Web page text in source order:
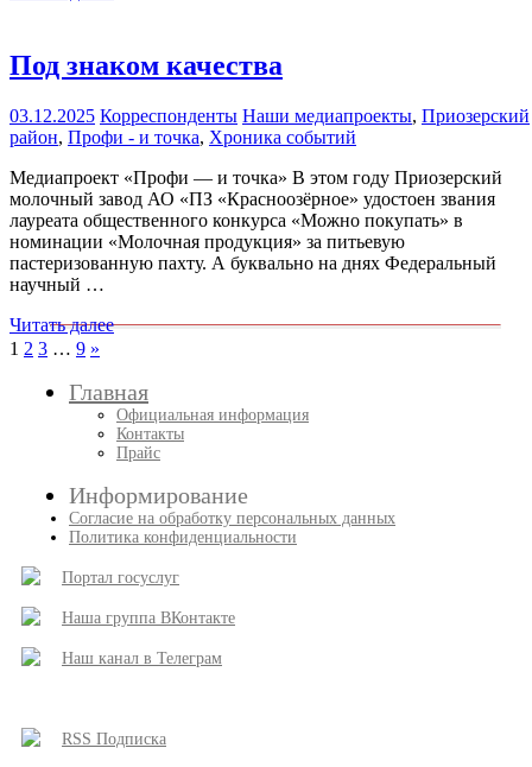
Под знаком качества
03.12.2025 Корреспонденты Наши медиапроекты, Приозерский
район, Профи - и точка, Хроника событий
Медиапроект «Профи — и точка» В этом году Приозерский
молочный завод АО «ПЗ «Красноозёрное» удостоен звания
лауреата общественного конкурса «Можно покупать» в
номинации «Молочная продукция» за питьевую
пастеризованную пахту. А буквально на днях Федеральный
научный …
Читать далее
Пагинация
записей
1 2 3 … 9 След.
»
Главная
Официальная информация
Контакты
Прайс
Информирование
Согласие на обработку персональных данных
Политика конфиденциальности
Портал госуслуг
Наша группа ВКонтакте
Наш канал в Телеграм
RSS Подписка